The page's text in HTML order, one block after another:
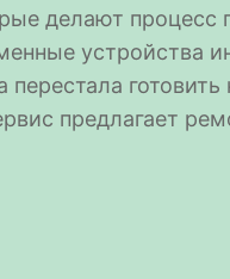
делают процесс
устройства
предлагает